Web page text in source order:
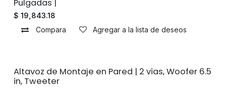
Pulgadas |
$ 19,843.18
Compara
Agregar a la lista de deseos
Altavoz de Montaje en Pared | 2 vias, Woofer 6.5
in, Tweeter